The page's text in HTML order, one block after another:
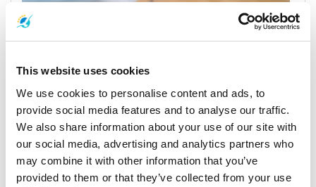
This website uses cookies
We use cookies to personalise content and ads, to
provide social media features and to analyse our traffic.
We also share information about your use of our site with
our social media, advertising and analytics partners who
may combine it with other information that you’ve
provided to them or that they’ve collected from your use
All Prices & Schedules